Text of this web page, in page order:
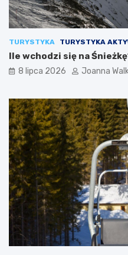
TURYSTYKA TURYSTYKA
Ile wchodzi się na
8 lipca 2026 Joanna